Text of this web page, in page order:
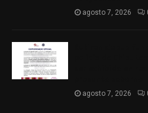
agosto 7, 2026
agosto 7, 2026